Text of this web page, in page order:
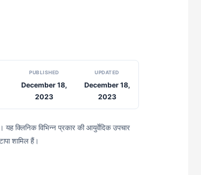
PUBLISHED
December 18,
2023
UPDATED
December 18,
2023
क्लिनिक विभिन्न प्रकार की आयुर्वेदिक उपचार
शामिल हैं।